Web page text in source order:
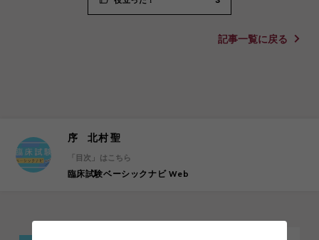
記事一覧に戻る
序 北村 聖
「目次」はこちら
臨床試験ベーシックナビ Web